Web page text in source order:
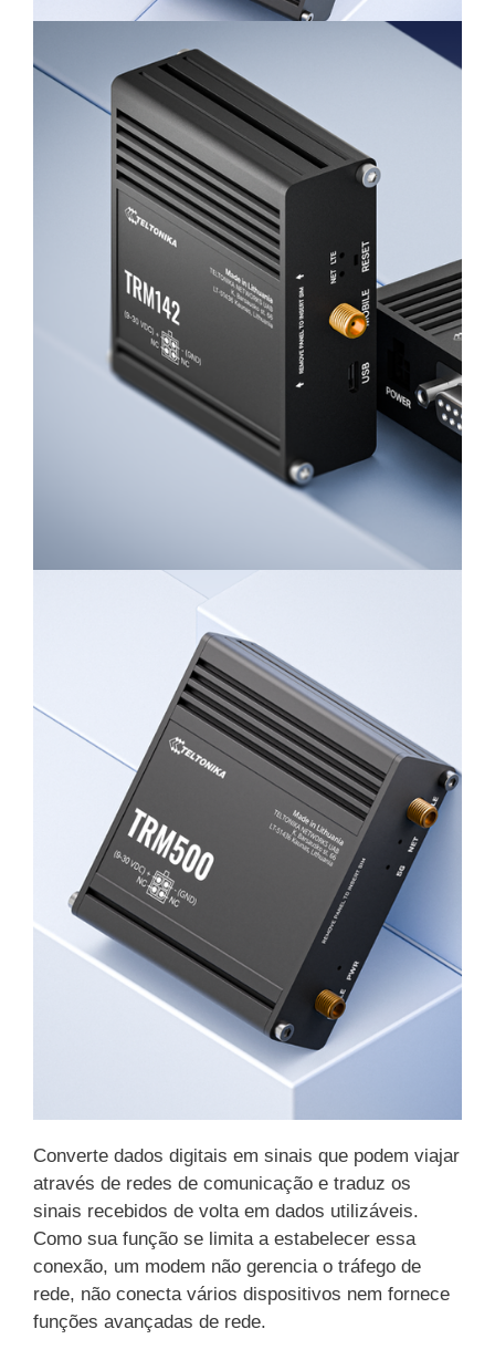
Converte dados digitais em sinais que podem viajar
através de redes de comunicação e traduz os
sinais recebidos de volta em dados utilizáveis.
Como sua função se limita a estabelecer essa
conexão, um modem não gerencia o tráfego de
rede, não conecta vários dispositivos nem fornece
funções avançadas de rede.